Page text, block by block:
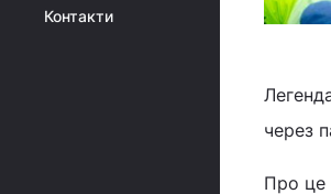
Контакти
через
Про це